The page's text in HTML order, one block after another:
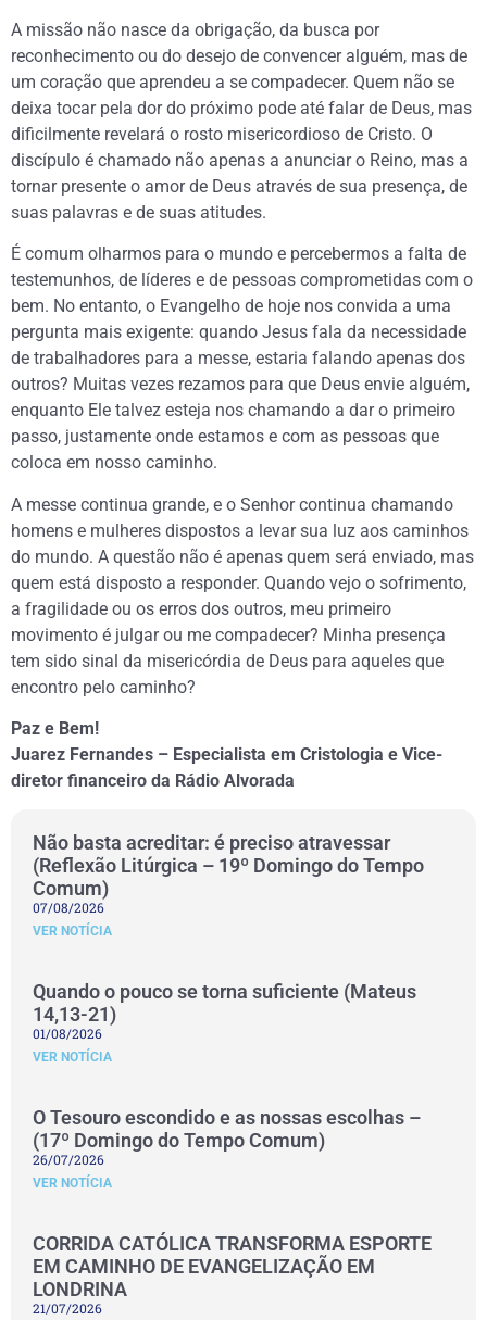
A missão não nasce da obrigação, da busca por
reconhecimento ou do desejo de convencer alguém, mas de
um coração que aprendeu a se compadecer. Quem não se
deixa tocar pela dor do próximo pode até falar de Deus, mas
dificilmente revelará o rosto misericordioso de Cristo. O
discípulo é chamado não apenas a anunciar o Reino, mas a
tornar presente o amor de Deus através de sua presença, de
suas palavras e de suas atitudes.
É comum olharmos para o mundo e percebermos a falta de
testemunhos, de líderes e de pessoas comprometidas com o
bem. No entanto, o Evangelho de hoje nos convida a uma
pergunta mais exigente: quando Jesus fala da necessidade
de trabalhadores para a messe, estaria falando apenas dos
outros? Muitas vezes rezamos para que Deus envie alguém,
enquanto Ele talvez esteja nos chamando a dar o primeiro
passo, justamente onde estamos e com as pessoas que
coloca em nosso caminho.
A messe continua grande, e o Senhor continua chamando
homens e mulheres dispostos a levar sua luz aos caminhos
do mundo. A questão não é apenas quem será enviado, mas
quem está disposto a responder. Quando vejo o sofrimento,
a fragilidade ou os erros dos outros, meu primeiro
movimento é julgar ou me compadecer? Minha presença
tem sido sinal da misericórdia de Deus para aqueles que
encontro pelo caminho?
Paz e Bem!
Juarez Fernandes – Especialista em Cristologia e Vice-
diretor financeiro da Rádio Alvorada
Não basta acreditar: é preciso atravessar
(Reflexão Litúrgica – 19º Domingo do Tempo
Comum)
07/08/2026
VER NOTÍCIA
Quando o pouco se torna suficiente (Mateus
14,13-21)
01/08/2026
VER NOTÍCIA
O Tesouro escondido e as nossas escolhas –
(17º Domingo do Tempo Comum)
26/07/2026
VER NOTÍCIA
CORRIDA CATÓLICA TRANSFORMA ESPORTE
EM CAMINHO DE EVANGELIZAÇÃO EM
LONDRINA
21/07/2026